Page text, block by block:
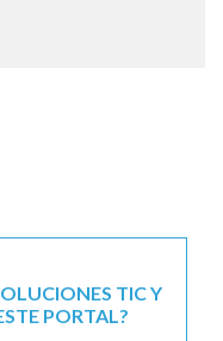
TIC Y
PORTAL?